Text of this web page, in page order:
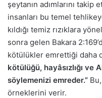
şeytanın adımlarını
insanları bu temel
kıldığı temiz rızıklara
sonra gelen Bakara
kötülükler emrettiği daha
kötülüğü, hayâsızlığı ve
söylemenizi emreder.”
örneklerini verir.